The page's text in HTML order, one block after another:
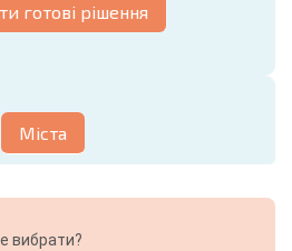
готові рішення
Міста
вибрати?